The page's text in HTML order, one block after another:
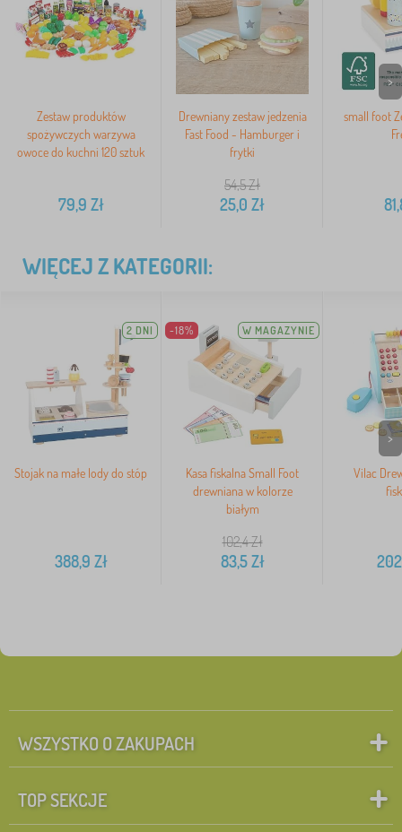
Zestaw produktów
spożywczych warzywa
owoce do kuchni 120 sztuk
79,9 Zł
Drewniany zestaw jedzenia
Fast Food - Hamburger i
frytki
54,5Zł
25,0 Zł
small foot
>
WIĘCEJ Z KATEGORII:
2 DNI
Stojak na małe lody do stóp
388,9 Zł
-18% W MAGAZYNIE
Kasa fiskalna Small Foot
drewniana w kolorze
białym
102,4Zł
83,5Zł
Vilac
>
WSZYSTKO O ZAKUPACH
TOP SEKCJE